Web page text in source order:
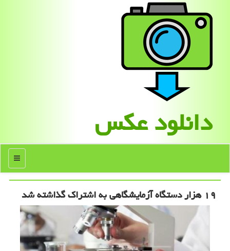
دانلود عكس
منو
۱۹ هزار دستگاه آزمایشگاهی به اشتراك گذاشته شد